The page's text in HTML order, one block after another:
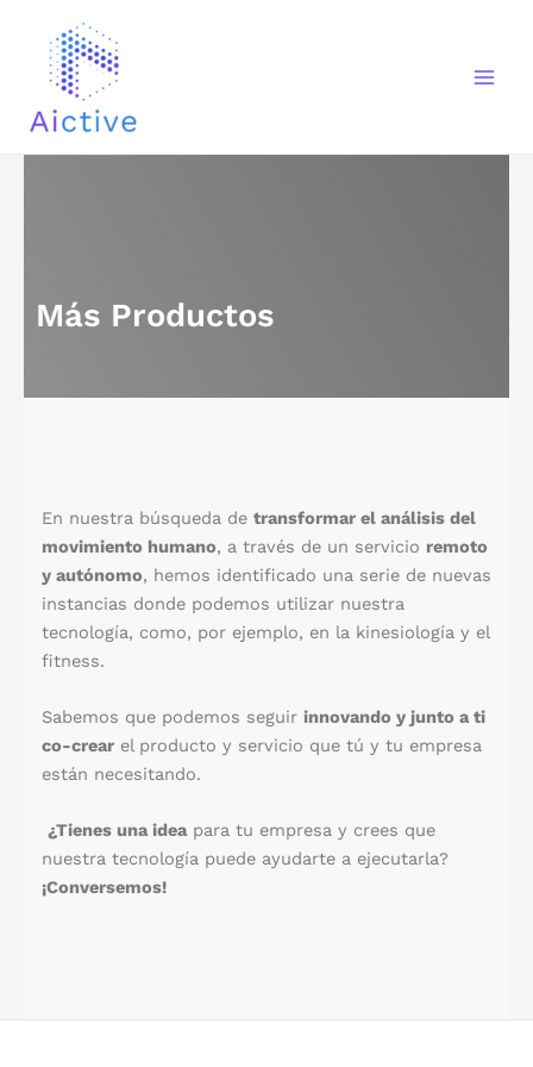
contenido
Más Productos
En nuestra búsqueda de transformar el análisis del
movimiento humano, a través de un servicio remoto
y autónomo, hemos identificado una serie de nuevas
instancias donde podemos utilizar nuestra
tecnología, como, por ejemplo, en la kinesiología y el
fitness.
Sabemos que podemos seguir innovando y junto a ti
co-crear el producto y servicio que tú y tu empresa
están necesitando.
¿Tienes una ideapara tu empresa y crees que
nuestra tecnología puede ayudarte a ejecutarla?
¡Conversemos!